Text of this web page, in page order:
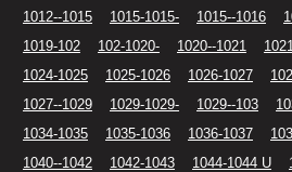
1012--1015
1015-1015- 1015--1016
1019-102
102-1020- 1020--1021
1024-1025
1025-1026 1026-1027
1027--1029
1029-1029- 1029--103
1034-1035
1035-1036 1036-1037
1040--1042
1042-1043 1044-1044 U